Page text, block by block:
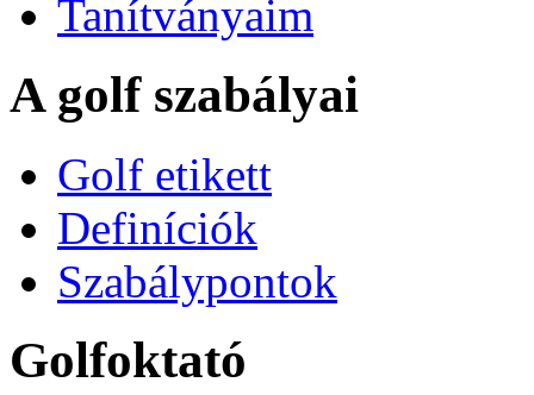
Tanítványaim
A golf szabályai
Golf etikett
Definíciók
Szabálypontok
Golfoktató